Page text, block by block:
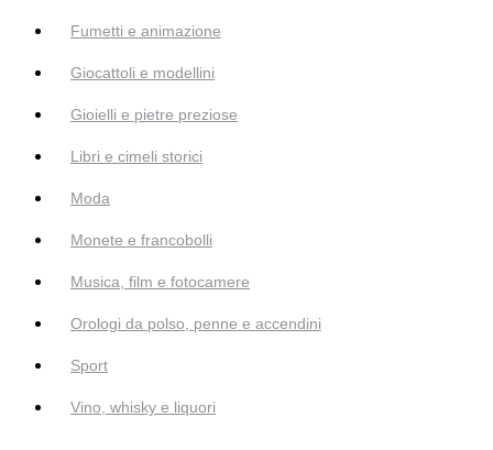
Fumetti e animazione
Giocattoli e modellini
Gioielli e pietre preziose
Libri e cimeli storici
Moda
Monete e francobolli
Musica, film e fotocamere
Orologi da polso, penne e accendini
Sport
Vino, whisky e liquori